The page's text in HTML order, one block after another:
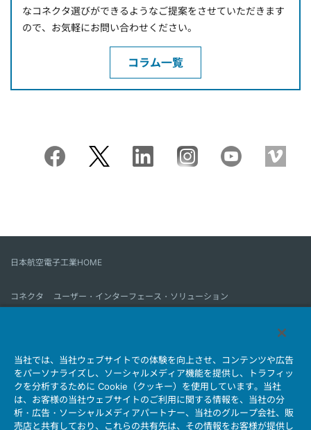
なコネクタ選びができるようなご提案をさせていただきます
ので、お気軽にお問い合わせください。
コラム一覧
日本航空電子工業HOME
コネクタ
ユーザー・インターフェース・ソリューション
会社情報 サステナビリティ IR情報 採用情報
会社情報新着一覧
製品情報新着一覧
サイトマップ お問い合わせ
当社では、当社ウェブサイトでの体験を向上させ、コンテンツや広告
をパーソナライズし、ソーシャルメディア機能を提供し、トラフィッ
クを分析するために Cookie（クッキー）を使用しています。当社
は、お客様の当社ウェブサイトのご利用に関する情報を、当社の分
析・広告・ソーシャルメディアパートナー、当社のグループ会社、販
売店と共有しており、これらの共有先は、その情報をお客様が提供し